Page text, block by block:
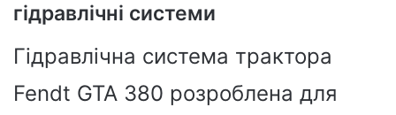
гідравлічні системи
Гідравлічна система трактора
Fendt GTA 380 розроблена для